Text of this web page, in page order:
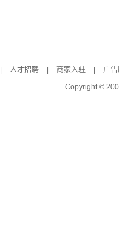
人才招聘 商家入驻 广
Copyright ©